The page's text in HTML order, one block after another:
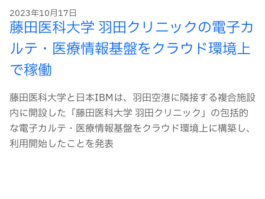
2023年10月17日
藤田医科大学 羽田クリニックの電子カ
ルテ・医療情報基盤をクラウド環境上
で稼働
藤田医科大学と日本IBMは、羽田空港に隣接する複合施設
内に開設した「藤田医科大学 羽田クリニック」の包括的
な電子カルテ・医療情報基盤をクラウド環境上に構築し、
利用開始したことを発表